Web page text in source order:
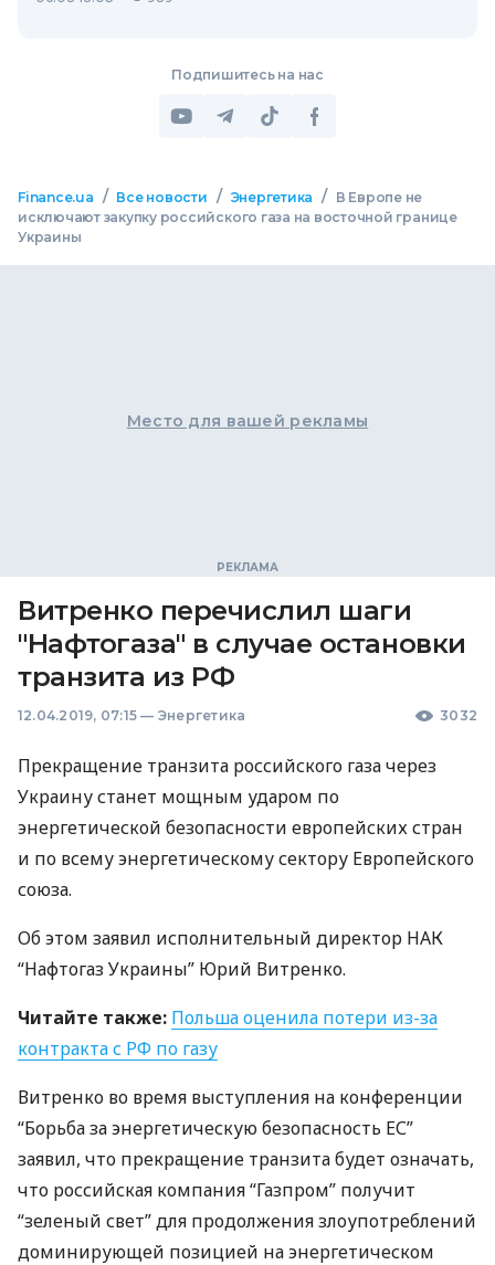
Подпишитесь на нас
Finance.ua / Все новости / Энергетика /
В Европе не
исключают закупку российского газа на восточной границе
Украины
Место для вашей рекламы
Витренко перечислил шаги
"Нафтогаза" в случае остановки
транзита из РФ
12.04.2019, 07:15 — Энергетика 3032
Прекращение транзита российского газа через
Украину станет мощным ударом по
энергетической безопасности европейских стран
и по всему энергетическому сектору Европейского
союза.
Об этом заявил исполнительный директор НАК
“Нафтогаз Украины” Юрий Витренко.
Читайте также: Польша оценила потери из-за
контракта с РФ по газу
Витренко во время выступления на конференции
“Борьба за энергетическую безопасность ЕС”
заявил, что прекращение транзита будет означать,
что российская компания “Газпром” получит
“зеленый свет” для продолжения злоупотреблений
доминирующей позицией на энергетическом